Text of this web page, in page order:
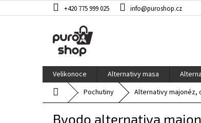
na
+420 775 999 025 info@puroshop.cz
Velikonoce Alternativy masa
Domů Pochutiny Alternativy majonéz,
Byodo alternativa